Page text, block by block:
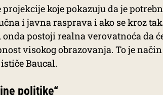
koje pokazuju da je
i javna rasprava i ako se kroz
postoji realna verovatnoća da
visokog obrazovanja. To je
Baucal.
politike“